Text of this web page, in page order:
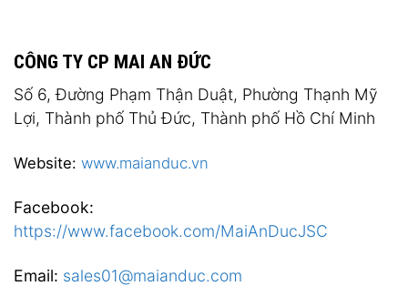
CÔNG TY CP MAI AN ĐỨC
Số 6, Đường Phạm Thận Duật, Phường Thạnh Mỹ
Lợi, Thành phố Thủ Đức, Thành phố Hồ Chí Minh
Website: www.maianduc.vn
Facebook:
https://www.facebook.com/MaiAnDucJSC
Email: sales01@maianduc.com